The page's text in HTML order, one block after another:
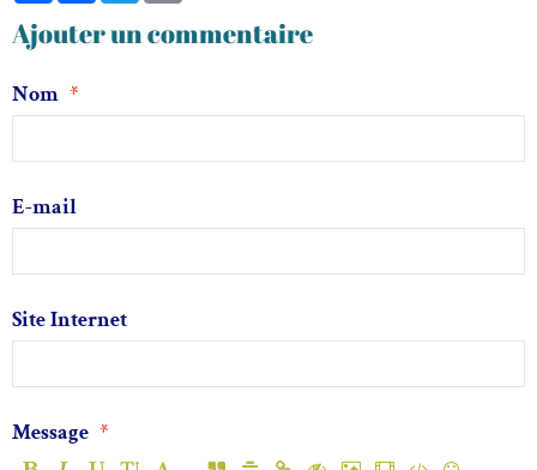
Ajouter un commentaire
Nom
E-mail
Site Internet
Message